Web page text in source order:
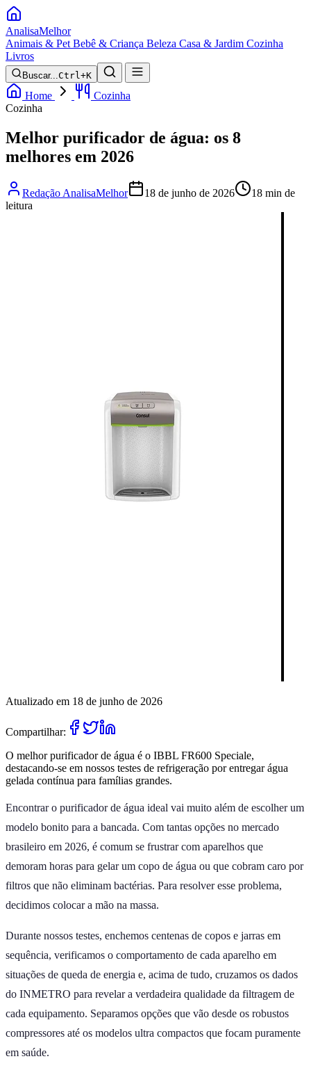
AnalisaMelhor
Animais & Pet Bebê & Criança Beleza Casa & Jardim Cozinha
Livros
Buscar...Ctrl+K
Home
Cozinha
Cozinha
Melhor purificador de água: os 8
melhores em 2026
Redação AnalisaMelhor 18 de junho de 2026
18 min de
leitura
Atualizado em 18 de junho de 2026
Compartilhar:
O melhor purificador de água é o IBBL FR600 Speciale,
destacando-se em nossos testes de refrigeração por entregar água
gelada contínua para famílias grandes.
Encontrar o purificador de água ideal vai muito além de escolher um
modelo bonito para a bancada. Com tantas opções no mercado
brasileiro em 2026, é comum se frustrar com aparelhos que
demoram horas para gelar um copo de água ou que cobram caro por
filtros que não eliminam bactérias. Para resolver esse problema,
decidimos colocar a mão na massa.
Durante nossos testes, enchemos centenas de copos e jarras em
sequência, verificamos o comportamento de cada aparelho em
situações de queda de energia e, acima de tudo, cruzamos os dados
do INMETRO para revelar a verdadeira qualidade da filtragem de
cada equipamento. Separamos opções que vão desde os robustos
compressores até os modelos ultra compactos que focam puramente
em saúde.